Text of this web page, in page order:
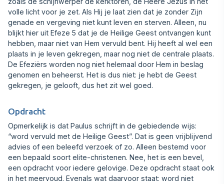
volle licht voor je zet. Als Hij je laat zien dat je zonder Zijn
genade en vergeving niet kunt leven en sterven. Alleen, nu
blijkt hier uit Efeze 5 dat je de Heilige Geest ontvangen kunt
hebben, maar niet van Hem vervuld bent. Hij heeft al wel een
plaats in je leven gekregen, maar nog niet de centrale plaats.
De Efeziërs worden nog niet helemaal door Hem in beslag
genomen en beheerst. Het is dus niet: je hebt de Geest
gekregen, je gelooft, dus het zit wel goed.
Opdracht
Opmerkelijk is dat Paulus schrijft in de gebiedende wijs:
“word vervuld met de Heilige Geest”. Dat is geen vrijblijvend
advies of een beleefd ver‍zoek of zo. Alleen bestemd voor
een bepaald soort elite-christenen. Nee, het is een bevel,
een opdracht voor iedere gelovige. Deze opdracht staat ook
in het meervoud. Evenals wat daarvoor staat: word niet